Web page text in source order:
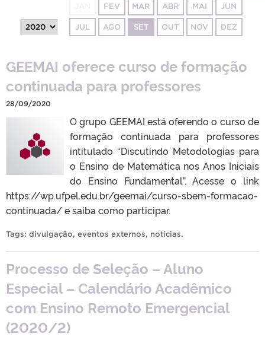
PORTARIAS
FEV MAR ABR MAI JUN
JUL AGO SET OUT NOV DEZ
GEEMAI oferece curso de formação
continuada para professores
28/09/2020
O grupo GEEMAI está oferendo o curso de
formação continuada para professores
intitulado “Discutindo Metodologias para
o Ensino de Matemática nos Anos Iniciais
do Ensino Fundamental”. Acesse o link
https://wp.ufpel.edu.br/geemai/curso-sbem-formacao-
continuada/ e saiba como participar.
Tags: divulgação, eventos externos, notícias.
Processo de Seleção – Aluno
Especial – Calendário Acadêmico
com Ensino Remoto Emergencial
(2020/2)